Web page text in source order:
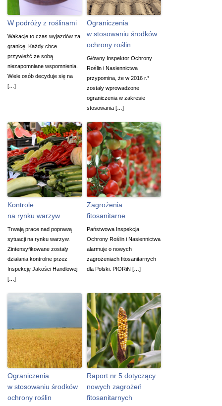
W podróży z roślinami
Wakacje to czas wyjazdów za
granicę. Każdy chce
przywieźć ze sobą
niezapomniane wspomnienia.
Wiele osób decyduje się na
[…]
Ograniczenia
w stosowaniu środków
ochrony roślin
Główny Inspektor Ochrony
Roślin i Nasiennictwa
przypomina, że w 2016 r.*
zostały wprowadzone
ograniczenia w zakresie
stosowania […]
Kontrole
na rynku warzyw
Trwają prace nad poprawą
sytuacji na rynku warzyw.
Zintensyfikowane zostały
działania kontrolne przez
Inspekcję Jakości Handlowej
[…]
Zagrożenia
fitosanitarne
Państwowa Inspekcja
Ochrony Roślin i Nasiennictwa
alarmuje o nowych
zagrożeniach fitosanitarnych
dla Polski. PIORiN […]
Ograniczenia
w stosowaniu środków
ochrony roślin
Raport nr 5 dotyczący
nowych zagrożeń
fitosanitarnych